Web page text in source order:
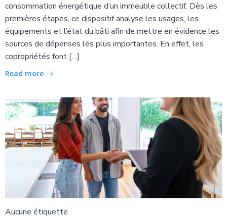
consommation énergétique d’un immeuble collectif. Dès les
premières étapes, ce dispositif analyse les usages, les
équipements et l’état du bâti afin de mettre en évidence les
sources de dépenses les plus importantes. En effet, les
copropriétés font […]
Read more
Aucune étiquette